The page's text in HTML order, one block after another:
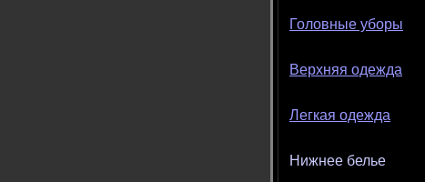
Головные уборы
Верхняя одежда
Легкая одежда
Нижнее белье